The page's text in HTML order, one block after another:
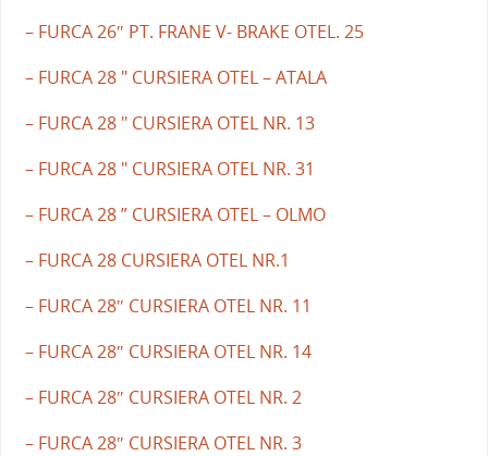
– FURCA 26″ PT. FRANE V- BRAKE OTEL. 25
– FURCA 28 " CURSIERA OTEL – ATALA
– FURCA 28 " CURSIERA OTEL NR. 13
– FURCA 28 " CURSIERA OTEL NR. 31
– FURCA 28 ” CURSIERA OTEL – OLMO
– FURCA 28 CURSIERA OTEL NR.1
– FURCA 28″ CURSIERA OTEL NR. 11
– FURCA 28″ CURSIERA OTEL NR. 14
– FURCA 28″ CURSIERA OTEL NR. 2
– FURCA 28″ CURSIERA OTEL NR. 3